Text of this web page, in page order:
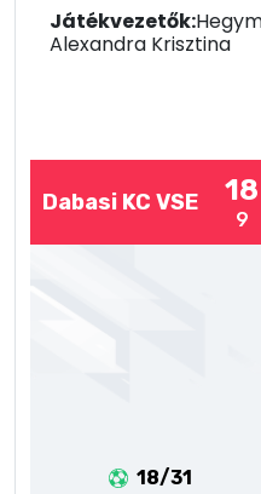
Játékvezetők:
Alexandra Krisztina